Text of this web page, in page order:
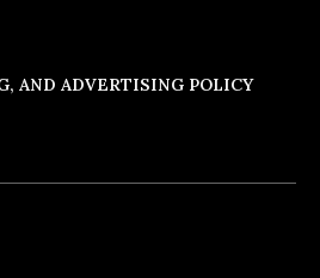
AND ADVERTISING POLICY